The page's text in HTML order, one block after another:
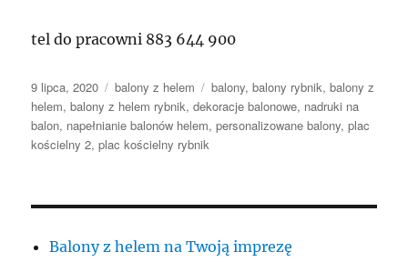
tel do pracowni 883 644 900
Data
publikacji
9 lipca, 2020 Kategorie
balony z helem Tagi
balony,balony rybnik,balony z
helem,balony z helem rybnik,dekoracje balonowe, nadruki na
balon, napełnianie balonów helem,personalizowane balony,plac
kościelny 2,plac kościelny rybnik
Balony z helem na Twoją imprezę